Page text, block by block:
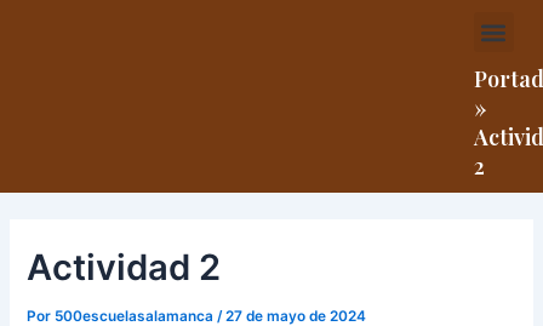
»
2
Actividad 2
Por 500escuelasalamanca /27 de mayo de 2024